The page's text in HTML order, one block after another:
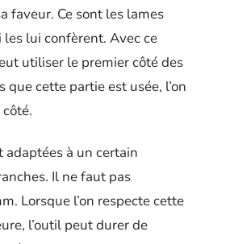
faveur. Ce sont les lames
lui confèrent. Avec ce
utiliser le premier côté des
que cette partie est usée, l’on
côté.
adaptées à un certain
Il ne faut pas
Lorsque l’on respecte cette
l’outil peut durer de